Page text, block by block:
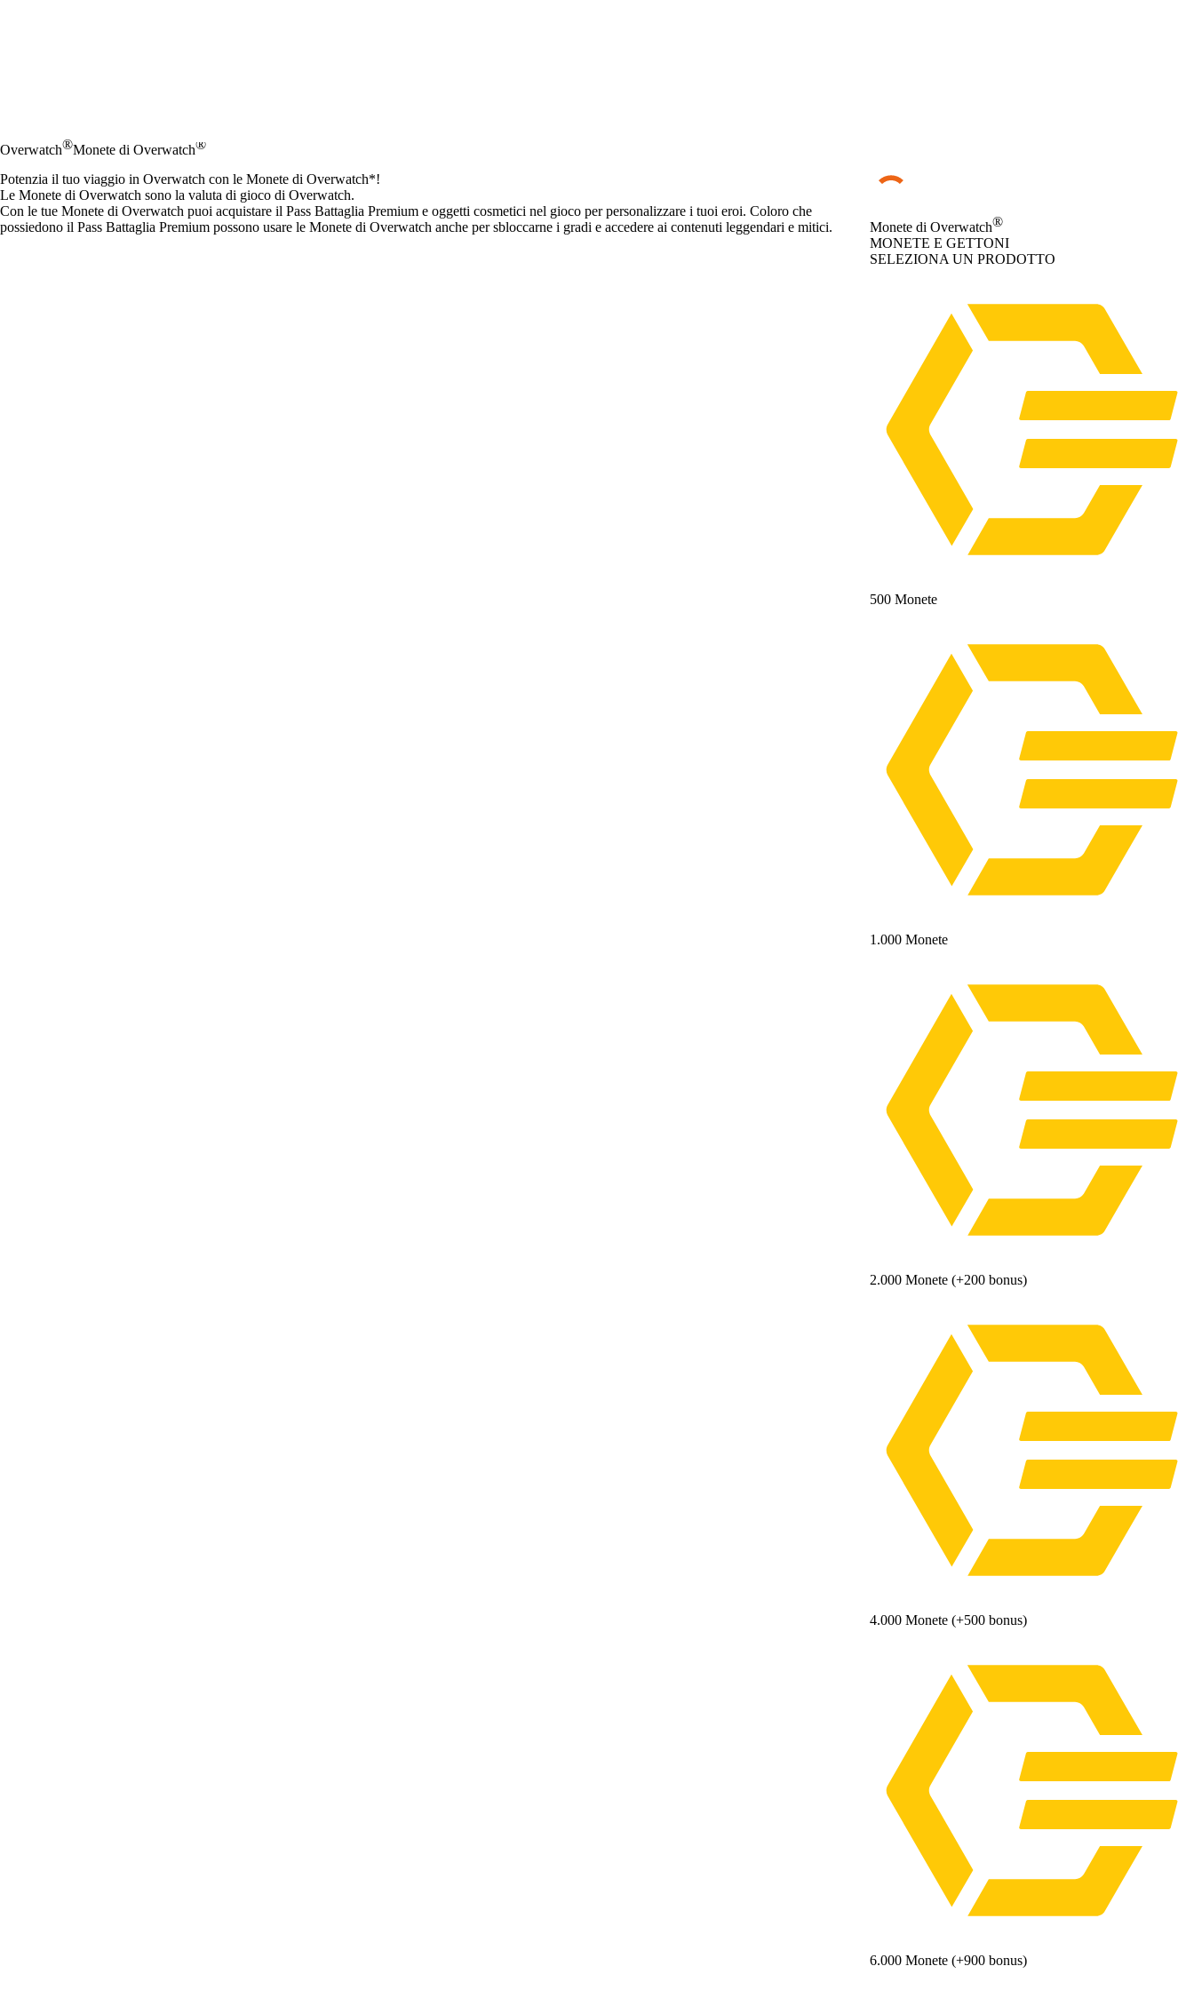
Overwatch®Monete di Overwatch®
Monete di Overwatch®
MONETE E GETTONI
SELEZIONA UN PRODOTTO
500 Monete
1.000 Monete
2.000 Monete (+200 bonus)
4.000 Monete (+500 bonus)
6.000 Monete (+900 bonus)
Potenzia il tuo viaggio in Overwatch con le Monete di Overwatch*!
Le Monete di Overwatch sono la valuta di gioco di Overwatch.
Con le tue Monete di Overwatch puoi acquistare il Pass Battaglia Premium e oggetti cosmetici nel gioco per personalizzare i tuoi eroi. Coloro che
possiedono il Pass Battaglia Premium possono usare le Monete di Overwatch anche per sbloccarne i gradi e accedere ai contenuti leggendari e mitici.